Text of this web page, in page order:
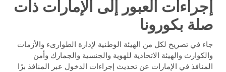
إجراءات العبور إلى الإمارات ذات
صلة بكورونا
جاء في تصريح لكل من الهيئة الوطنية لإدارة الطوارىء والأزمات
والكوارث والهيئة الاتحادية للهوية والجنسية والجمارك وأمن
المنافذ في الإمارات عن تحديث إجراءات الدخول عبر المنافذ برًا